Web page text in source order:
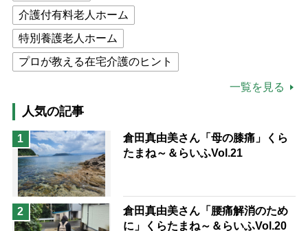
介護付有料老人ホーム
特別養護老人ホーム
プロが教える在宅介護のヒント
高木ブー
ケアマネジャー
猫が母になつきません
息子の遠距離介護サバイバル術
兄がボケました
予防法
一覧を見る
人気の記事
1
倉田真由美さん「母の膝痛」くら
たまね～＆らいふVol.21
2
倉田真由美さん「腰痛解消のため
に」くらたまね～＆らいふVol.20